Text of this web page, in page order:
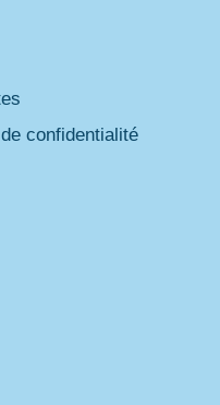
confidentialité